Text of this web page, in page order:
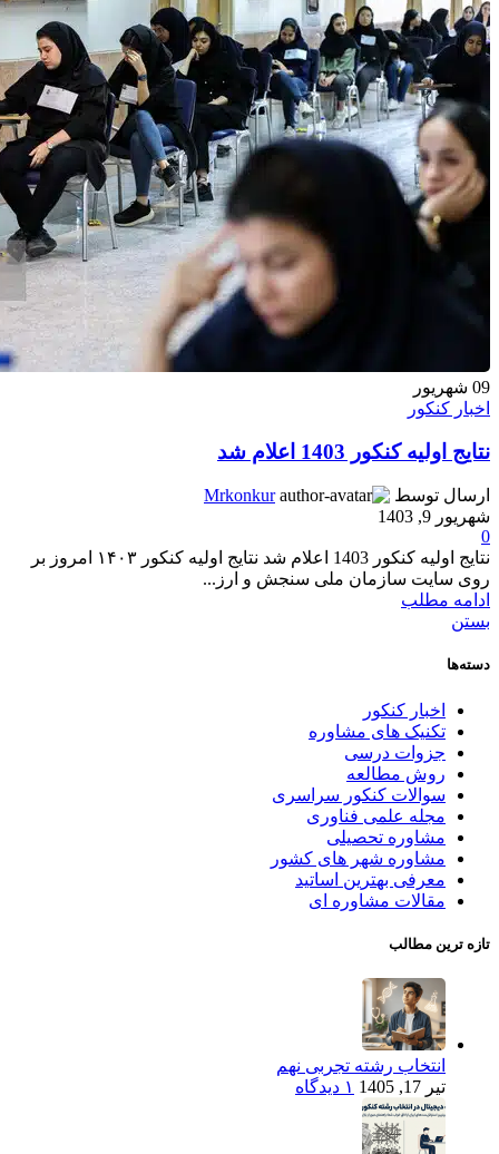
09 شهریور
اخبار کنکور
نتایج اولیه کنکور 1403 اعلام شد
ارسال توسط
Mrkonkur
شهریور 9, 1403
0
نتایج اولیه کنکور 1403 اعلام شد نتایج اولیه کنکور ۱۴۰۳ امروز بر
روی سایت سازمان ملی سنجش و ارز...
ادامه مطلب
بستن
دسته‌ها
اخبار کنکور
تکنیک های مشاوره
جزوات درسی
روش مطالعه
سوالات کنکور سراسری
مجله علمی فناوری
مشاوره تحصیلی
مشاوره شهر های کشور
معرفی بهترین اساتید
مقالات مشاوره ای
تازه ترین مطالب
انتخاب رشته تجربی نهم
تیر 17, 1405
۱ دیدگاه